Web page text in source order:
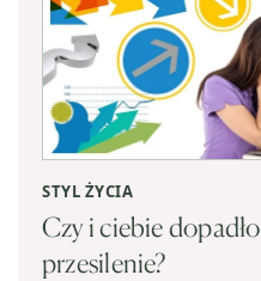
STYL ŻYCIA
Czy i ciebie
przesilenie?